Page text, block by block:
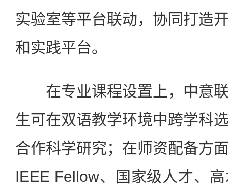
实验室等平台联动，协同打造
和实践平台。
在专业课程设置上，中意联
生可在双语教学环境中跨学科
合作科学研究；在师资配备方
IEEE Fellow、国家级人才、